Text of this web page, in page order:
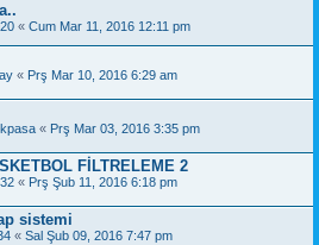
« Cum Mar 11, 2016 12:11 pm
« Prş Mar 10, 2016 6:29 am
« Prş Mar 03, 2016 3:35 pm
FİLTRELEME 2
« Prş Şub 11, 2016 6:18 pm
sistemi
« Sal Şub 09, 2016 7:47 pm